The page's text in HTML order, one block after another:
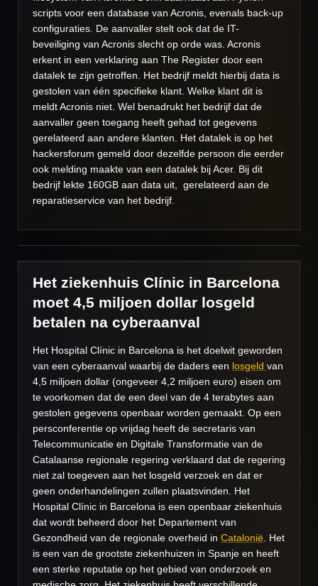
scripts voor een database van Acronis, evenals back-up
configuraties. De aanvaller stelt ook dat de IT-
beveiliging van Acronis slecht op orde was. Acronis
erkent in een verklaring aan The Register door een
datalek te zijn getroffen. Het bedrijf meldt hierbij data is
gestolen van één specifieke klant. Welke klant dit is
meldt Acronis niet. Wel benadrukt het bedrijf dat de
aanvaller geen toegang heeft gehad tot gegevens
gerelateerd aan andere klanten. Het datalek is op het
hackersforum gemeld door dezelfde persoon die eerder
ook melding maakte van een datalek bij Acer. Bij dit
bedrijf lekte 160GB aan data uit, gerelateerd aan de
reparatieservice van het bedrijf.
Het ziekenhuis Clínic in Barcelona
moet 4,5 miljoen dollar losgeld
betalen na cyberaanval
Het Hospital Clínic in Barcelona is het doelwit geworden
van een cyberaanval waarbij de daders een losgeld van
4,5 miljoen dollar (ongeveer 4,2 miljoen euro) eisen om
te voorkomen dat de een deel van de 4 terabytes aan
gestolen gegevens openbaar worden gemaakt. Op een
persconferentie op vrijdag heeft de secretaris van
Telecommunicatie en Digitale Transformatie van de
Catalaanse regionale regering verklaard dat de regering
niet zal toegeven aan het losgeld verzoek en dat er
geen onderhandelingen zullen plaatsvinden. Het
Hospital Clínic in Barcelona is een openbaar ziekenhuis
dat wordt beheerd door het Departement van
Gezondheid van de regionale overheid in Catalonië . Het
is een van de grootste ziekenhuizen in Spanje en heeft
een sterke reputatie op het gebied van onderzoek en